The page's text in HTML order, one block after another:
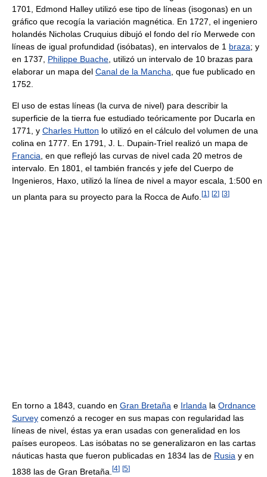
1701, Edmond Halley utilizó ese tipo de líneas (isogonas) en un
gráfico que recogía la variación magnética. En 1727, el ingeniero
holandés Nicholas Cruquius dibujó el fondo del río Merwede con
líneas de igual profundidad (isóbatas), en intervalos de 1 braza; y
en 1737, Philippe Buache , utilizó un intervalo de 10 brazas para
elaborar un mapa del Canal de la Mancha , que fue publicado en
1752.
El uso de estas líneas (la curva de nivel) para describir la
superficie de la tierra fue estudiado teóricamente por Ducarla en
1771, y Charles Hutton lo utilizó en el cálculo del volumen de una
colina en 1777. En 1791, J. L. Dupain-Triel realizó un mapa de
Francia , en que reflejó las curvas de nivel cada 20 metros de
intervalo. En 1801, el también francés y jefe del Cuerpo de
Ingenieros, Haxo, utilizó la línea de nivel a mayor escala, 1:500 en
un planta para su proyecto para la Rocca de Aufo. [1 ] [2] [3]
En torno a 1843, cuando en Gran Bretaña e Irlanda la Ordnance
Survey comenzó a recoger en sus mapas con regularidad las
líneas de nivel, éstas ya eran usadas con generalidad en los
países europeos. Las isóbatas no se generalizaron en las cartas
náuticas hasta que fueron publicadas en 1834 las de Rusia y en
1838 las de Gran Bretaña. [4] [5]